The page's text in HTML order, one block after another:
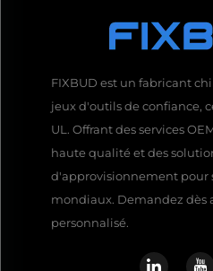
FIXBUD est un fabricant
jeux d'outils de confiance,
UL. Offrant des services
haute qualité et des
d'approvisionnement pour
mondiaux. Demandez dès
personnalisé.